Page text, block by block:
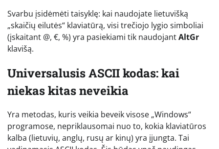
Svarbu įsidėmėti taisyklę: kai naudojate lietuvišką
„skaičių eilutės“ klaviatūrą, visi trečiojo lygio simboliai
(įskaitant @, €, %) yra pasiekiami tik naudojantAltGr
klavišą.
Universalusis ASCII kodas: kai
niekas kitas neveikia
Yra metodas, kuris veikia beveik visose „Windows“
programose, nepriklausomai nuo to, kokia klaviatūros
kalba (lietuvių, anglų, rusų ar kinų) yra įjungta. Tai